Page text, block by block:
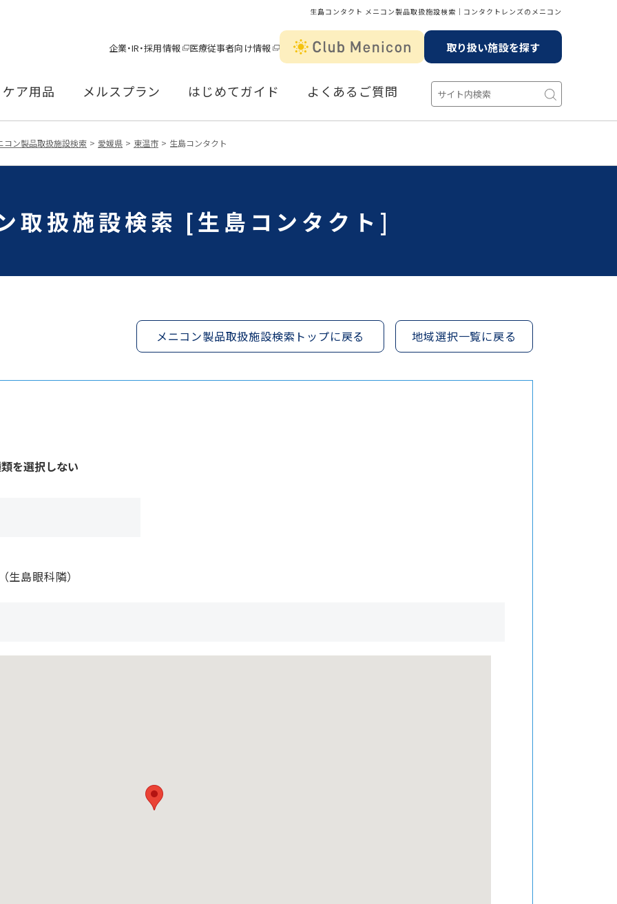
生島コンタクト メニコン製品取扱施設検索│コンタクトレンズのメニコン
企業・IR・採用情報 医療従事者向け情報 取り扱い施設を探す
ケア用品 メルスプラン はじめてガイド よくあるご質問
コン製品取扱施設検索 愛媛県 東温市 生島コンタクト
取扱施設検索 [生島コンタクト]
メニコン製品取扱施設検索トップに戻る 地域選択一覧に戻る
を選択しない
島眼科隣）